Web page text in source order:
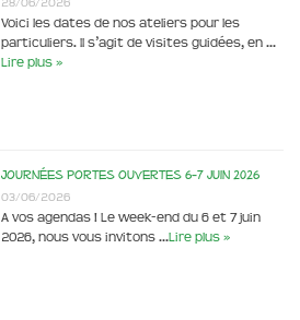
28/06/2026
Voici les dates de nos ateliers pour les
particuliers. Il s’agit de visites guidées, en …
Lire plus »
Journées portes ouvertes 6-7 juin 2026
03/06/2026
A vos agendas ! Le week-end du 6 et 7 juin
2026, nous vous invitons …Lire plus »